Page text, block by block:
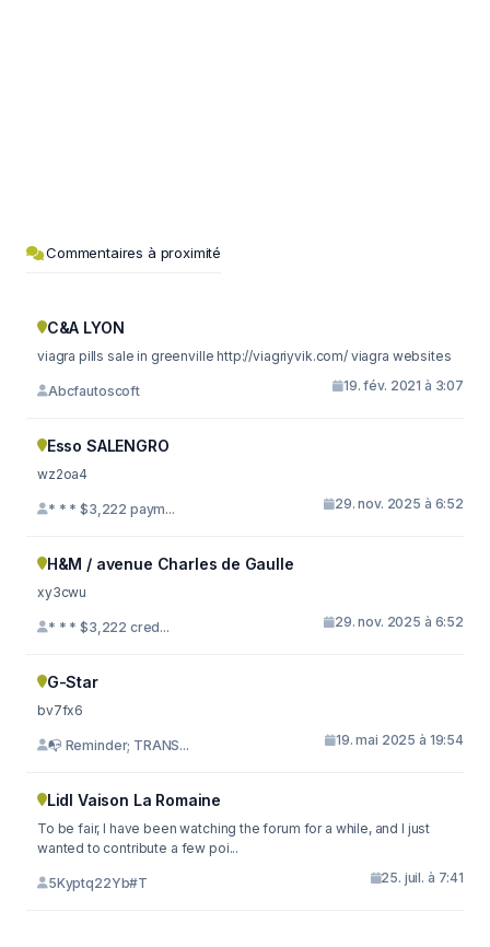
Commentaires à proximité
C&A LYON
viagra pills sale in greenville http://viagriyvik.com/ viagra websites
Abcfautoscoft 19. fév. 2021 à 3:07
Esso SALENGRO
wz2oa4
* * * $3,222 paym... 29. nov. 2025 à 6:52
H&M / avenue Charles de Gaulle
xy3cwu
* * * $3,222 cred... 29. nov. 2025 à 6:52
G-Star
bv7fx6
📭 Reminder; TRANS... 19. mai 2025 à 19:54
Lidl Vaison La Romaine
To be fair, I have been watching the forum for a while, and I just
wanted to contribute a few poi...
5Kyptq22Yb#T 25. juil. à 7:41